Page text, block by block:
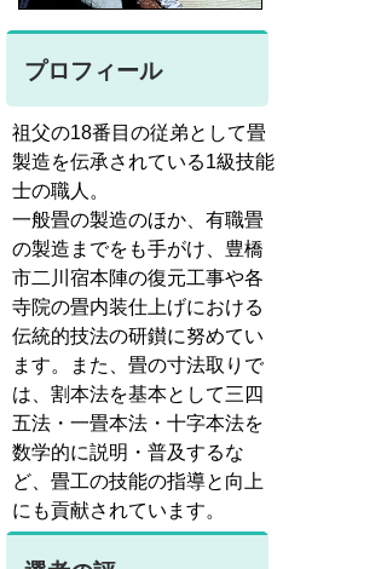
プロフィール
祖父の18番目の従弟として畳
製造を伝承されている1級技能
士の職人。
一般畳の製造のほか、有職畳
の製造までをも手がけ、豊橋
市二川宿本陣の復元工事や各
寺院の畳内装仕上げにおける
伝統的技法の研鑚に努めてい
ます。また、畳の寸法取りで
は、割本法を基本として三四
五法・一畳本法・十字本法を
数学的に説明・普及するな
ど、畳工の技能の指導と向上
にも貢献されています。